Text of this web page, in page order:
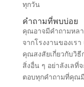
ทุกวัน
คำถามที่พบบ่อย
คุณอาจมีคำถามหลา
จากโรงงานของเร
คุณสงสัยเกี่ยวกับวิธี
สิ่งอื่น ๆ อย่าลังเลที่
ตอบทุกคำถามที่คุณ